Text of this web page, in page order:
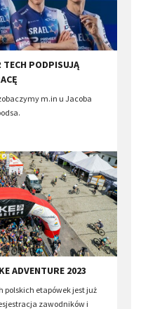
TECH PODPISUJĄ
m.in u Jacoba
ADVENTURE 2023
etapówek jest już
zawodników i